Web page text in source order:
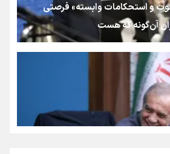
و استحکامات وابسته» فرصتی
آن‌گونه که هست